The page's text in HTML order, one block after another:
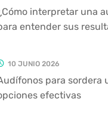
interpretar una
entender sus
10 JUNIO 2026
para sordera
efectivas